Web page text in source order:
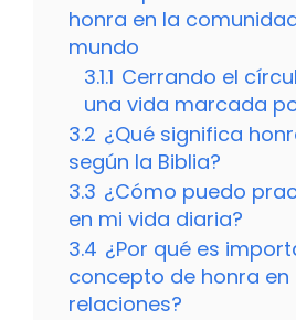
honra en la
mundo
3.1.1 Cerrando el
una vida marcada
3.2 ¿Qué significa
según la Biblia?
3.3 ¿Cómo puedo
en mi vida diaria?
3.4 ¿Por qué es
concepto de honra en
relaciones?